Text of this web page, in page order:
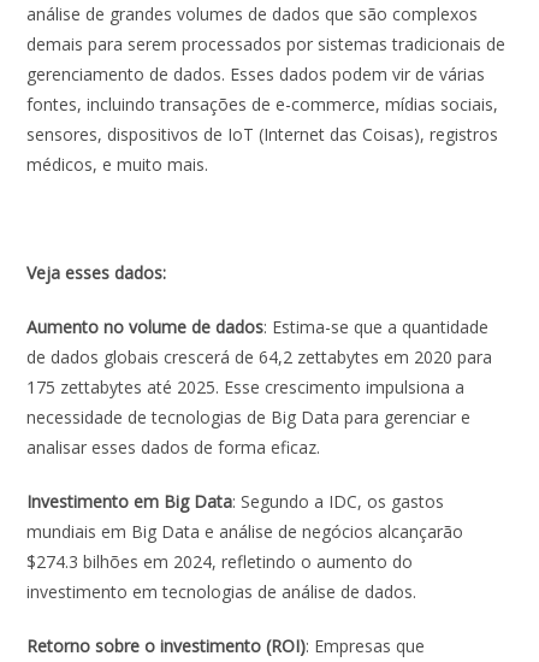
análise de grandes volumes de dados que são complexos
demais para serem processados por sistemas tradicionais de
gerenciamento de dados. Esses dados podem vir de várias
fontes, incluindo transações de e-commerce, mídias sociais,
sensores, dispositivos de IoT (Internet das Coisas), registros
médicos, e muito mais.
Veja esses dados:
Aumento no volume de dados: Estima-se que a quantidade
de dados globais crescerá de 64,2 zettabytes em 2020 para
175 zettabytes até 2025​​. Esse crescimento impulsiona a
necessidade de tecnologias de Big Data para gerenciar e
analisar esses dados de forma eficaz.
Investimento em Big Data: Segundo a IDC, os gastos
mundiais em Big Data e análise de negócios alcançarão
$274.3 bilhões em 2024, refletindo o aumento do
investimento em tecnologias de análise de dados​​.
Retorno sobre o investimento (ROI): Empresas que